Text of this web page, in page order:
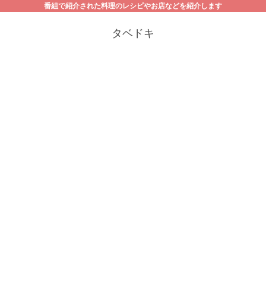
番組で紹介された料理のレシピやお店などを紹介します
タベドキ